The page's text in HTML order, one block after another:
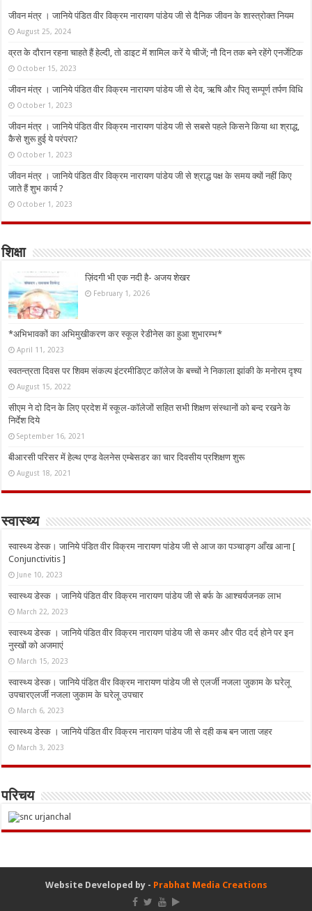
जीवन मंत्र । जानिये पंडित वीर विक्रम नारायण पांडेय जी से दैनिक जीवन के शास्त्रोक्त नियम
August 25, 2024
व्रत के दौरान रहना चाहते हैं हेल्दी, तो डाइट में शामिल करें ये चीजें; नौ दिन तक बने रहेंगे एनर्जेटिक
October 15, 2023
जीवन मंत्र । जानिये पंडित वीर विक्रम नारायण पांडेय जी से देव, ऋषि और पितृ सम्पूर्ण तर्पण विधि
October 1, 2023
जीवन मंत्र । जानिये पंडित वीर विक्रम नारायण पांडेय जी से सबसे पहले किसने किया था श्राद्ध,
कैसे शुरू हुई ये परंपरा?
October 1, 2023
जीवन मंत्र । जानिये पंडित वीर विक्रम नारायण पांडेय जी से श्राद्ध पक्ष के समय क्यों नहीं किए
जाते हैं शुभ कार्य ?
October 1, 2023
शिक्षा
ज़िंदगी भी एक नदी है- अजय शेखर
February 1, 2026
*अभिभावकों का अभिमुखीकरण कर स्कूल रेडीनेस का हुआ शुभारम्भ*
April 11, 2023
स्वतन्त्रता दिवस पर शिवम संकल्प इंटरमीडिएट कॉलेज के बच्चों ने निकाला झांकी के मनोरम दृश्य
August 15, 2022
सीएम ने दो दिन के लिए प्रदेश में स्कूल-कॉलेजों सहित सभी शिक्षण संस्थानों को बन्द रखने के
निर्देश दिये
September 16, 2021
बीआरसी परिसर में हेल्थ एण्ड वेलनेस एम्बेसडर का चार दिवसीय प्रशिक्षण शुरू
August 18, 2021
स्वास्थ्य
स्वास्थ्य डेस्क। जानिये पंडित वीर विक्रम नारायण पांडेय जी से आज का पञ्चाङ्ग आँख आना [
Conjunctivitis ]
June 10, 2023
स्वास्थ्य डेस्क । जानिये पंडित वीर विक्रम नारायण पांडेय जी से बर्फ के आश्चर्यजनक लाभ
March 22, 2023
स्वास्थ्य डेस्क । जानिये पंडित वीर विक्रम नारायण पांडेय जी से कमर और पीठ दर्द होने पर इन
नुस्‍खों को अजमाएं
March 15, 2023
स्वास्थ्य डेस्क। जानिये पंडित वीर विक्रम नारायण पांडेय जी से एलर्जी नजला जुकाम के घरेलू
उपचारएलर्जी नजला जुकाम के घरेलू उपचार
March 6, 2023
स्वास्थ्य डेस्क । जानिये पंडित वीर विक्रम नारायण पांडेय जी से दही कब बन जाता जहर
March 3, 2023
परिचय
Website Developed by - Prabhat Media Creations